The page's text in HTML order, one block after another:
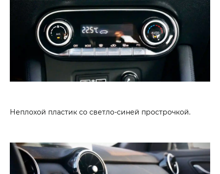
Неплохой пластик со светло-синей прострочкой.